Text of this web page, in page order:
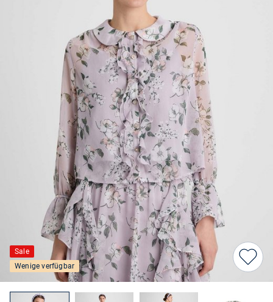
Sale
Wenige verfügbar